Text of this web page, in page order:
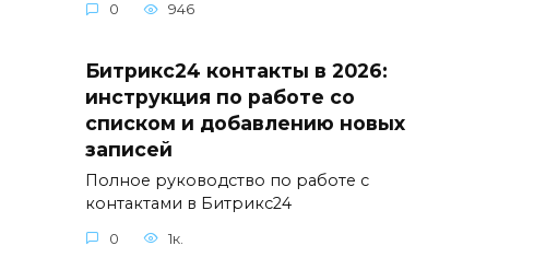
0 946
Битрикс24 контакты в 2026:
инструкция по работе со
списком и добавлению новых
записей
Полное руководство по работе с
контактами в Битрикс24
0 1к.